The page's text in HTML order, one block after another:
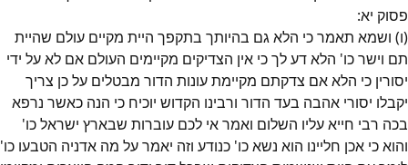
פסוק יא:
(ו) ושמא תאמר כי הלא גם בהיותך בתקפך היית מקיים עולם שהיית
תם וישר כו' הלא דע לך כי אין הצדיקים מקיימים העולם אם לא על ידי
יסורין כי הלא אם צדקתם מקיימת עונות הדור מבטלים על כן צריך
יקבלו יסורי אהבה בעד הדור ורבינו הקדוש יוכיח כי הנה כאשר נרפא
בכה רבי חייא עליו השלום ואמר אי לכם עוברות שבארץ ישראל כו'
והוא כי אכן חליינו הוא נשא כו' כנודע וזה יאמר על מה אדניה הטבעו כו'